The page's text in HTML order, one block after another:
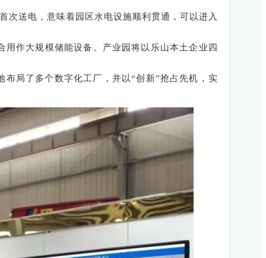
次送电，意味着园区水电设施顺利贯通，可以进入
作大规模储能设备。产业园将以乐山本土企业四
局了多个数字化工厂，并以“创新”抢占先机，实